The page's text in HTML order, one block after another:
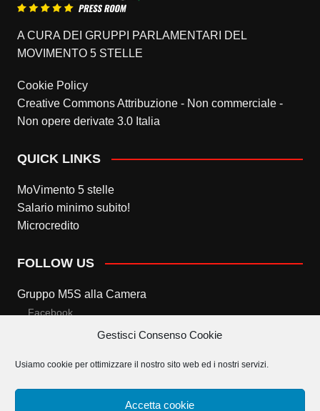
Gestisci Consenso Cookie
Usiamo cookie per ottimizzare il nostro sito web ed i nostri servizi.
Accetta cookie
A CURA DEI GRUPPI PARLAMENTARI DEL
MOVIMENTO 5 STELLE
Cookie Policy
Creative Commons Attribuzione - Non commerciale -
Non opere derivate 3.0 Italia
QUICK LINKS
MoVimento 5 stelle
Salario minimo subito!
Microcredito
FOLLOW US
Gruppo M5S alla Camera
Facebook